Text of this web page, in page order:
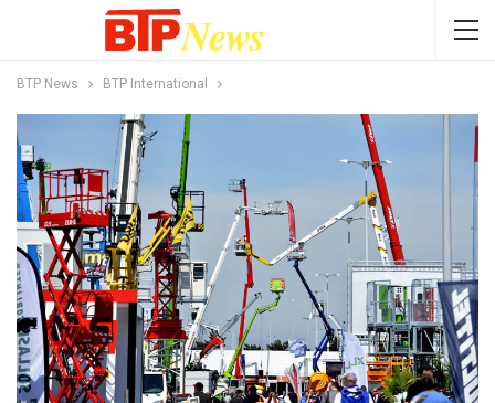
BTP News BTP International